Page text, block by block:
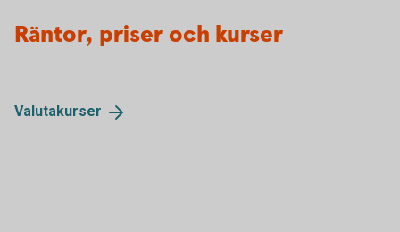
Räntor, priser och kurser
Valutakurser